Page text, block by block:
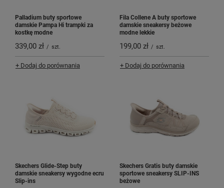
Palladium buty sportowe
damskie Pampa Hi trampki za
kostkę modne
339,00 zł / szt.
+ Dodaj do porównania
Fila Collene A buty sportowe
damskie sneakersy beżowe
modne lekkie
199,00 zł / szt.
+ Dodaj do porównania
Skechers Glide-Step buty
damskie sneakersy wygodne ecru
Slip-ins
Skechers Gratis buty damskie
sportowe sneakersy SLIP-INS
beżowe